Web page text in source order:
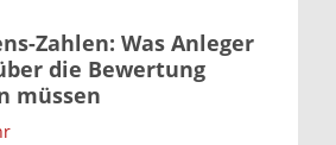
Zahlen: Was Anleger
die Bewertung
müssen